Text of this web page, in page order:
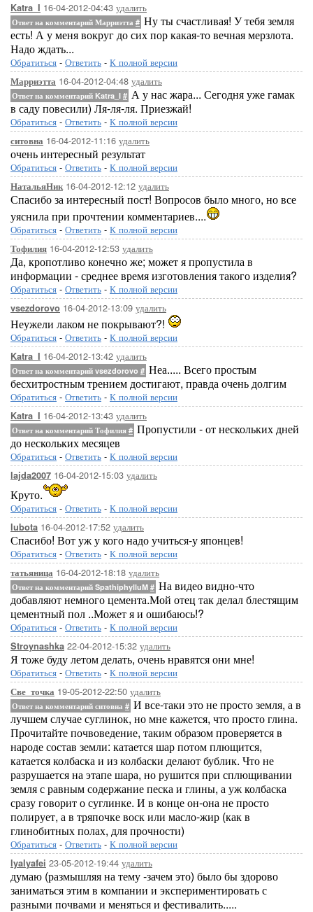
Katra_I 16-04-2012-04:43 удалить
Ответ на комментарий Марриэтта # Ну ты счастливая! У тебя земля
есть! А у меня вокруг до сих пор какая-то вечная мерзлота.
Надо ждать...
Обратиться - Ответить - К полной версии
Марриэтта 16-04-2012-04:48 удалить
Ответ на комментарий Katra_I # А у нас жара... Сегодня уже гамак
в саду повесили) Ля-ля-ля. Приезжай!
Обратиться - Ответить - К полной версии
ситовна 16-04-2012-11:16 удалить
очень интересный результат
Обратиться - Ответить - К полной версии
НатальяНик16-04-2012-12:12 удалить
Спасибо за интересный пост! Вопросов было много, но все
уяснила при прочтении комментариев....
Обратиться - Ответить - К полной версии
Тофилия 16-04-2012-12:53 удалить
Да, кропотливо конечно же; может я пропустила в
информации - среднее время изготовления такого изделия?
Обратиться - Ответить - К полной версии
vsezdorovo 16-04-2012-13:09 удалить
Неужели лаком не покрывают?!
Обратиться - Ответить - К полной версии
Katra_I 16-04-2012-13:42 удалить
Ответ на комментарий vsezdorovo # Неа..... Всего простым
бесхитростным трением достигают, правда очень долгим
Обратиться - Ответить - К полной версии
Katra_I 16-04-2012-13:43 удалить
Ответ на комментарий Тофилия # Пропустили - от нескольких дней
до нескольких месяцев
Обратиться - Ответить - К полной версии
lajda2007 16-04-2012-15:03 удалить
Круто.
Обратиться - Ответить - К полной версии
lubota 16-04-2012-17:52 удалить
Спасибо! Вот уж у кого надо учиться-у японцев!
Обратиться - Ответить - К полной версии
татьяница 16-04-2012-18:18 удалить
Ответ на комментарий SpathiphylluM # На видео видно-что
добавляют немного цемента.Мой отец так делал блестящим
цементный пол ..Может я и ошибаюсь!?
Обратиться - Ответить - К полной версии
Stroynashka 22-04-2012-15:32 удалить
Я тоже буду летом делать, очень нравятся они мне!
Обратиться - Ответить - К полной версии
Све_точка 19-05-2012-22:50 удалить
Ответ на комментарий ситовна # И все-таки это не просто земля, а в
лучшем случае суглинок, но мне кажется, что просто глина.
Прочитайте почвоведение, таким образом проверяется в
народе состав земли: катается шар потом плющится,
катается колбаска и из колбаски делают бублик. Что не
разрушается на этапе шара, но рушится при сплющивании
земля с равным содержание песка и глины, а уж колбаска
сразу говорит о суглинке. И в конце он-она не просто
полирует, а в тряпочке воск или масло-жир (как в
глинобитных полах, для прочности)
Обратиться - Ответить - К полной версии
lyalyafei 23-05-2012-19:44 удалить
думаю (размышляя на тему -зачем это) было бы здорово
заниматься этим в компании и экспериментировать с
разными почвами и меняться и фестивалить.....